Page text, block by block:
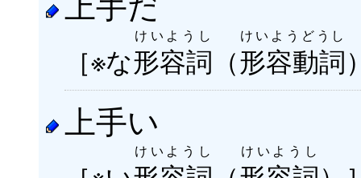
［※な形容詞
けいようし
（形容動詞
けいようどうし
上手い
けいようし けいようし